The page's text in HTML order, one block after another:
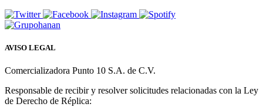
AVISO LEGAL
Comercializadora Punto 10 S.A. de C.V.
Responsable de recibir y resolver solicitudes relacionadas con la Ley
de Derecho de Réplica: